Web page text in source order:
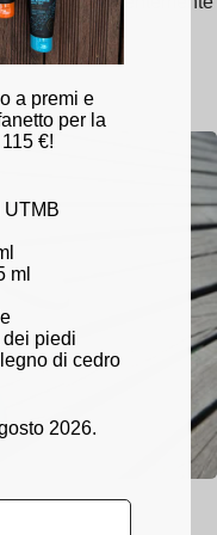
a premi e
per la
€!
UTMB
ml
piedi
di cedro
2026.